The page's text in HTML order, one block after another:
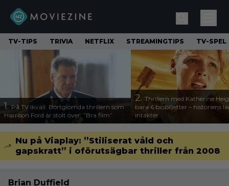
TV-TIPS TRIVIA NETFLIX STREAMINGTIPS TV-SPEL
1. På TV ikväll: Bortglömda thrillern som
Harrison Ford är stolt över: ”Bra film”
2. Thrillern med Katherine
bara 6 biobiljetter – historiens
intäkter
Nu på Viaplay: ”Stiliserat våld och
gapskratt” i oförutsägbar thriller från 2008
Brian Duffield